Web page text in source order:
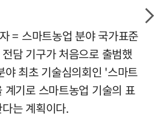
= 스마트농업 분야 국가표준
담 기구가 처음으로 출범했
야 최초 기술심의회인 '스마트
기로 스마트농업 기술의 표
는 계획이다.